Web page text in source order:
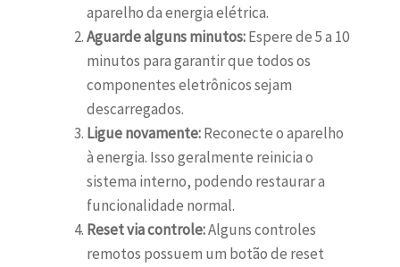
aparelho da energia elétrica.
Aguarde alguns minutos:Espere de 5 a 10
minutos para garantir que todos os
componentes eletrônicos sejam
descarregados.
Ligue novamente:Reconecte o aparelho
à energia. Isso geralmente reinicia o
sistema interno, podendo restaurar a
funcionalidade normal.
Reset via controle:Alguns controles
remotos possuem um botão de reset